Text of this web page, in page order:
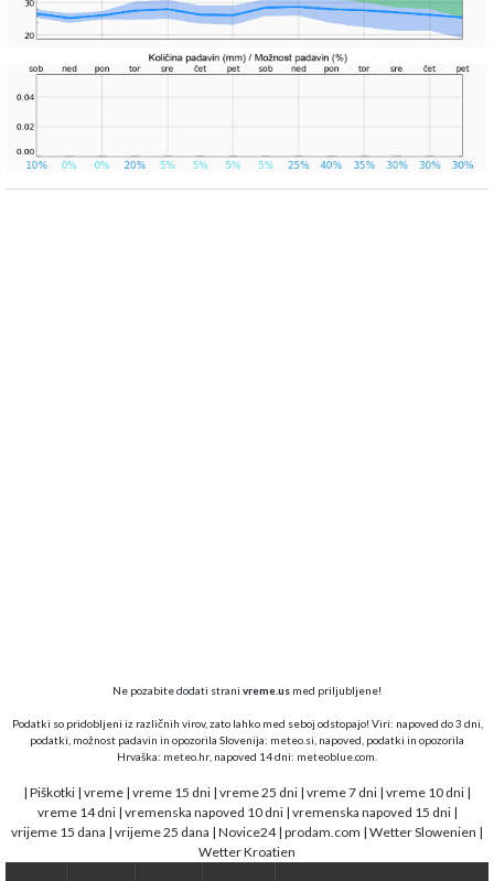
Ne pozabite dodati strani vreme.us med priljubljene!
Podatki so pridobljeni iz različnih virov, zato lahko med seboj odstopajo! Viri: napoved do 3 dni,
podatki, možnost padavin in opozorila Slovenija: meteo.si, napoved, podatki in opozorila
Hrvaška: meteo.hr , napoved 14 dni: meteoblue.com
| Piškotki | vreme | vreme 15 dni | vreme 25 dni | vreme 7 dni | vreme 10 dni |
vreme 14 dni| vremenska napoved 10 dni| vremenska napoved 15 dni|
vrijeme 15 dana | vrijeme 25 dana | Novice24| prodam.com | Wetter Slowenien |
Wetter Kroatien